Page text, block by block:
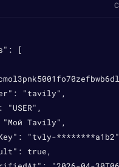
[
"tavily",
"USER",
Tavily",
"tvly-
true,